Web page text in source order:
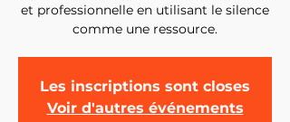
et professionnelle en utilisant le silence
comme une ressource.
Les inscriptions sont closes
Voir d'autres événements